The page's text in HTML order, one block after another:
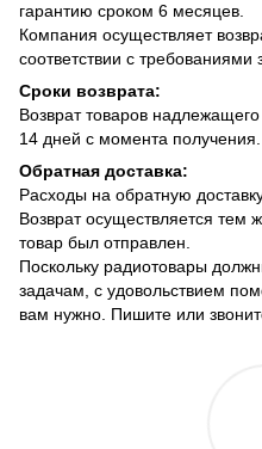
гарантию сроком 6 месяцев.
Компания осуществляет
соответствии с требованиями
Сроки возврата:
Возврат товаров
14 дней с момента получения.
Обратная доставка:
Расходы на обратную
Возврат осуществляется тем
товар был отправлен.
Поскольку радиотовары
задачам, с удовольствием
вам нужно. Пишите или